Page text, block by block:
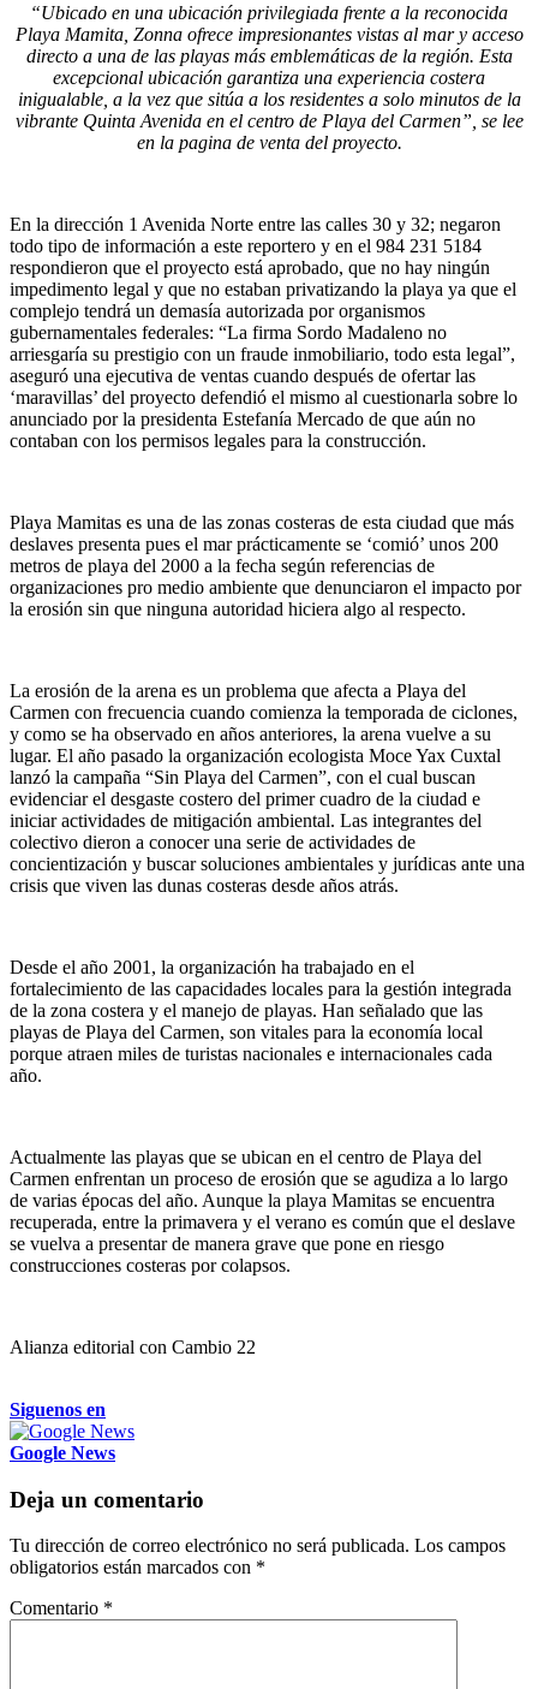
“Ubicado en una ubicación privilegiada frente a la reconocida
Playa Mamita, Zonna ofrece impresionantes vistas al mar y acceso
directo a una de las playas más emblemáticas de la región. Esta
excepcional ubicación garantiza una experiencia costera
inigualable, a la vez que sitúa a los residentes a solo minutos de la
vibrante Quinta Avenida en el centro de Playa del Carmen”, se lee
en la pagina de venta del proyecto.
En la dirección 1 Avenida Norte entre las calles 30 y 32; negaron
todo tipo de información a este reportero y en el 984 231 5184
respondieron que el proyecto está aprobado, que no hay ningún
impedimento legal y que no estaban privatizando la playa ya que el
complejo tendrá un demasía autorizada por organismos
gubernamentales federales: “La firma Sordo Madaleno no
arriesgaría su prestigio con un fraude inmobiliario, todo esta legal”,
aseguró una ejecutiva de ventas cuando después de ofertar las
‘maravillas’ del proyecto defendió el mismo al cuestionarla sobre lo
anunciado por la presidenta Estefanía Mercado de que aún no
contaban con los permisos legales para la construcción.
Playa Mamitas es una de las zonas costeras de esta ciudad que más
deslaves presenta pues el mar prácticamente se ‘comió’ unos 200
metros de playa del 2000 a la fecha según referencias de
organizaciones pro medio ambiente que denunciaron el impacto por
la erosión sin que ninguna autoridad hiciera algo al respecto.
La erosión de la arena es un problema que afecta a Playa del
Carmen con frecuencia cuando comienza la temporada de ciclones,
y como se ha observado en años anteriores, la arena vuelve a su
lugar. El año pasado la organización ecologista Moce Yax Cuxtal
lanzó la campaña “Sin Playa del Carmen”, con el cual buscan
evidenciar el desgaste costero del primer cuadro de la ciudad e
iniciar actividades de mitigación ambiental. Las integrantes del
colectivo dieron a conocer una serie de actividades de
concientización y buscar soluciones ambientales y jurídicas ante una
crisis que viven las dunas costeras desde años atrás.
Desde el año 2001, la organización ha trabajado en el
fortalecimiento de las capacidades locales para la gestión integrada
de la zona costera y el manejo de playas. Han señalado que las
playas de Playa del Carmen, son vitales para la economía local
porque atraen miles de turistas nacionales e internacionales cada
año.
Actualmente las playas que se ubican en el centro de Playa del
Carmen enfrentan un proceso de erosión que se agudiza a lo largo
de varias épocas del año. Aunque la playa Mamitas se encuentra
recuperada, entre la primavera y el verano es común que el deslave
se vuelva a presentar de manera grave que pone en riesgo
construcciones costeras por colapsos.
Alianza editorial con Cambio 22
Siguenos en
Google News
Deja un comentario
Tu dirección de correo electrónico no será publicada. Los campos
obligatorios están marcados con *
Comentario *